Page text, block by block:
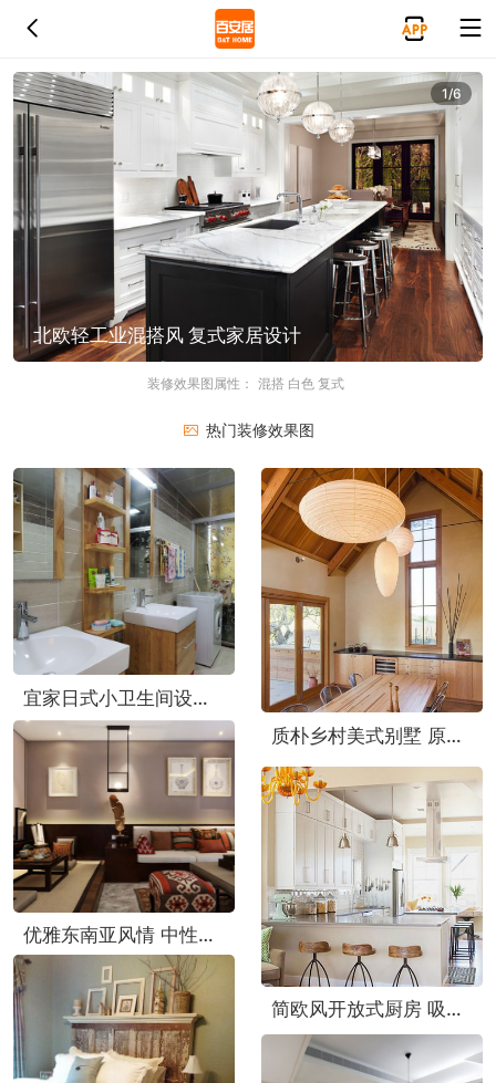
北欧轻工业混搭风 复式家居设计
1/6
装修效果图属性： 混搭 白色复式
热门装修效果图
欧式主流风格设计的客厅和卧室
宜家日式小卫生间设计 自然清新森系风
质朴乡村美式别墅 原木家居效果图
优雅东南亚风情 中性色公寓样板房欣赏
简欧风开放式厨房 吸顶式油烟机效果图